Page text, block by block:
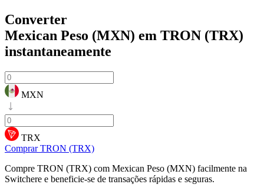
Converter
Mexican Peso (MXN) em TRON (TRX)
instantaneamente
MXN
TRX
Comprar TRON (TRX)
Compre TRON (TRX) com Mexican Peso (MXN) facilmente na
Switchere e beneficie-se de transações rápidas e seguras.